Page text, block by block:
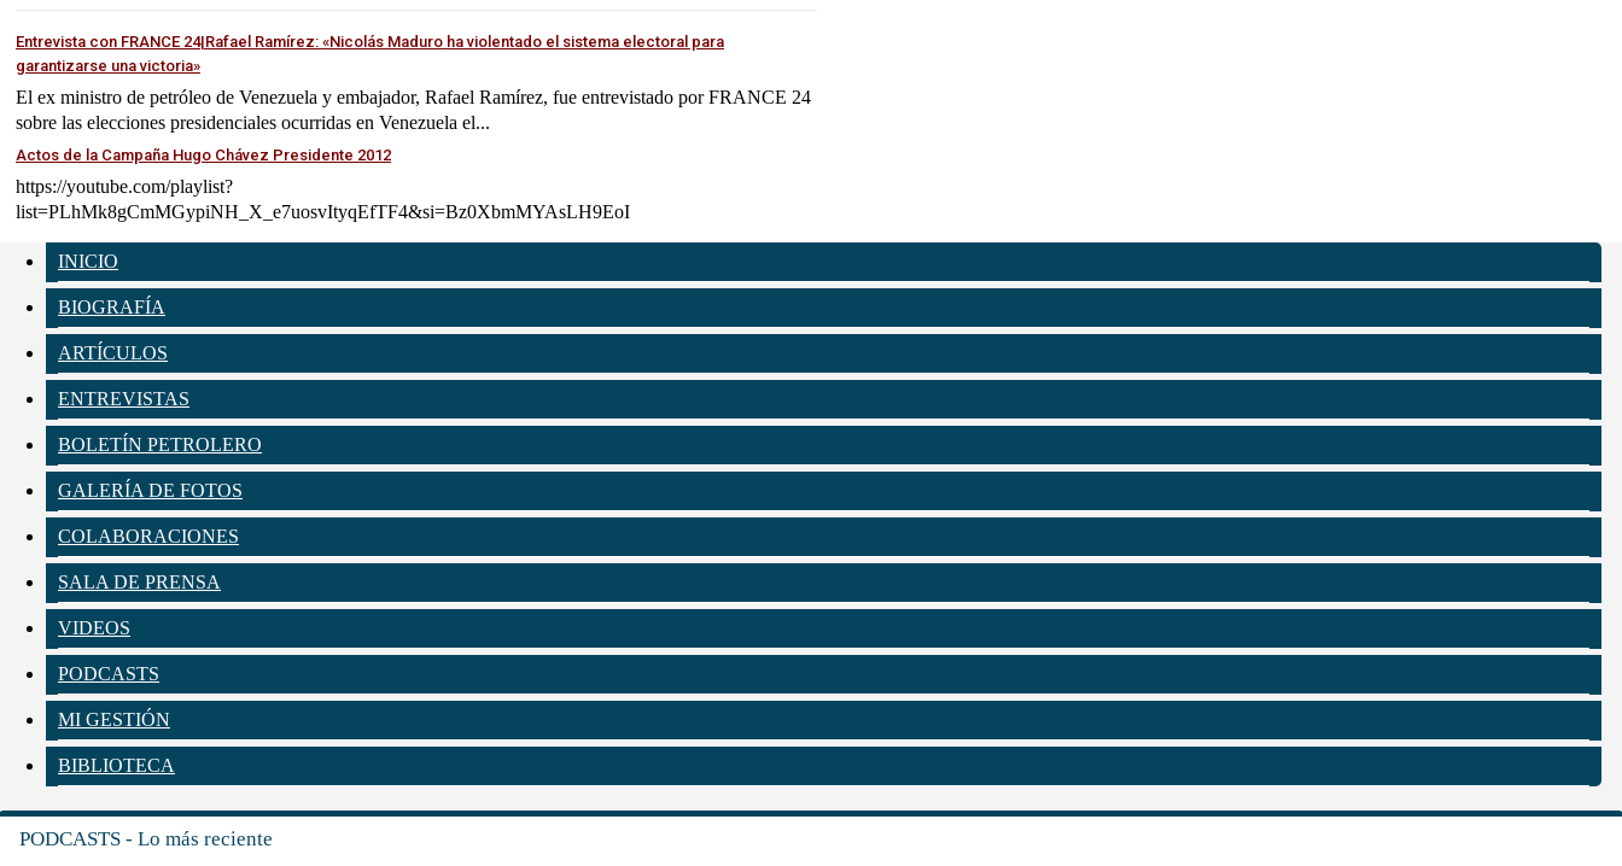
Entrevista con FRANCE 24|Rafael Ramírez: «Nicolás Maduro ha violentado el sistema electoral para
garantizarse una victoria»
El ex ministro de petróleo de Venezuela y embajador, Rafael Ramírez, fue entrevistado por FRANCE 24
sobre las elecciones presidenciales ocurridas en Venezuela el...
Actos de la Campaña Hugo Chávez Presidente 2012
https://youtube.com/playlist?
list=PLhMk8gCmMGypiNH_X_e7uosvItyqEfTF4&si=Bz0XbmMYAsLH9EoI
INICIO
BIOGRAFÍA
ARTÍCULOS
ENTREVISTAS
BOLETÍN PETROLERO
GALERÍA DE FOTOS
COLABORACIONES
SALA DE PRENSA
VIDEOS
PODCASTS
MI GESTIÓN
BIBLIOTECA
PODCASTS - Lo más reciente